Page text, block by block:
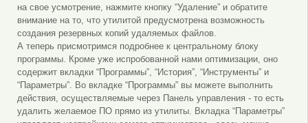
на свое усмотрение, нажмите кнопку “Удаление” и обратите
внимание на то, что утилитой предусмотрена возможность
создания резервных копий удаляемых файлов.
А теперь присмотримся подробнее к центральному блоку
программы. Кроме уже испробованной нами оптимизации, оно
содержит вкладки “Программы”, “История”, “Инструменты” и
“Параметры”. Во вкладке “Программы” вы можете выполнить
действия, осуществляемые через Панель управления - то есть
удалить желаемое ПО прямо из утилиты. Вкладка “Параметры”